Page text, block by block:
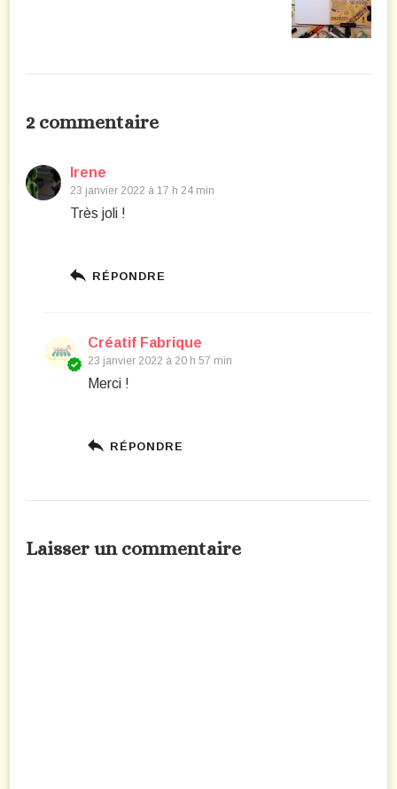
2 commentaire
Irene
23 janvier 2022 à 17 h 24 min
Très joli !
RÉPONDRE
Créatif Fabrique
23 janvier 2022 à 20 h 57 min
Merci !
RÉPONDRE
Laisser un commentaire